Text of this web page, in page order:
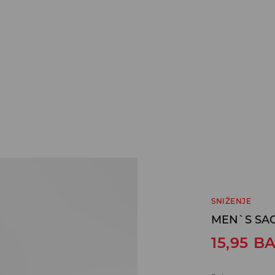
SNIŽENJE
MEN`S
15,95